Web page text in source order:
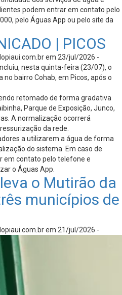
podem entrar em contato pelo
pelo Águas App ou pelo site da
| PICOS
em 23/jul/2026 -
nesta quinta-feira (23/07), o
bairro Cohab, em Picos, após o
retomado de forma gradativa
Parque de Exposição, Junco,
A normalização ocorrerá
da rede.
a utilizarem a água de forma
do sistema. Em caso de
em contato pelo telefone e
o Águas App.
o Mutirão da
municípios de
em 21/jul/2026 -